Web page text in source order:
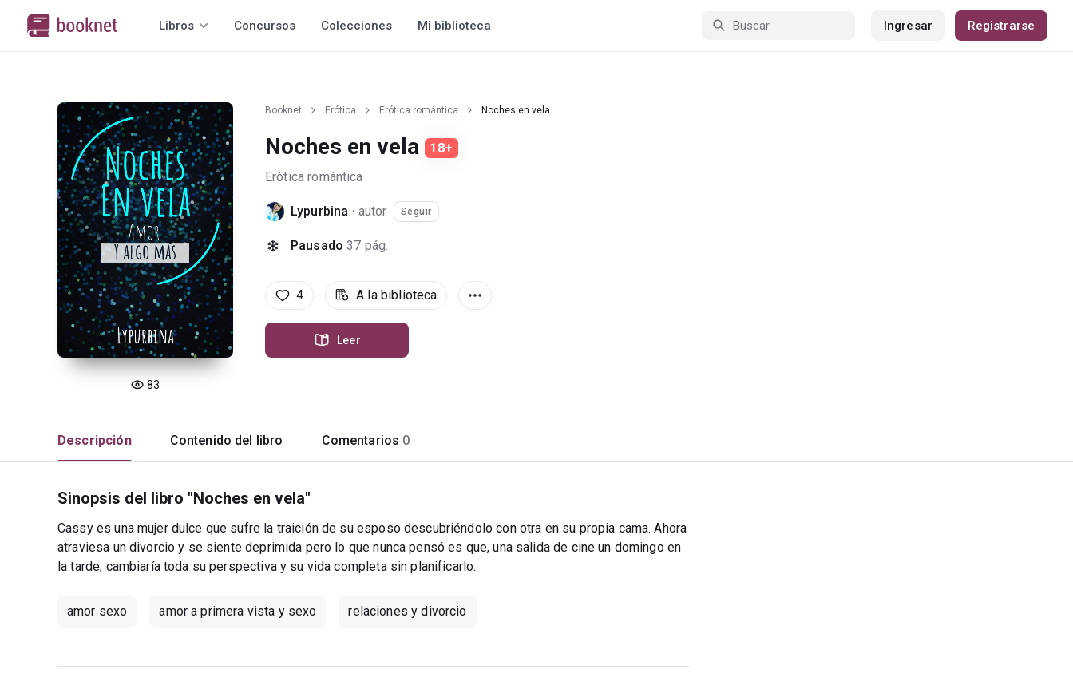
Libros Concursos Colecciones Mi biblioteca Ingresar Registrarse
83
Booknet Erótica Erótica romántica Noches en vela
Noches en vela
18+
Erótica romántica
Lypurbina · autor Seguir
Pausado 37 pág.
4 A la biblioteca
Leer
Descripción Contenido del libro Comentarios 0
Sinopsis del libro "Noches en vela"
Cassy es una mujer dulce que sufre la traición de su esposo descubriéndolo con otra en su propia cama. Ahora
atraviesa un divorcio y se siente deprimida pero lo que nunca pensó es que, una salida de cine un domingo en
la tarde, cambiaría toda su perspectiva y su vida completa sin planificarlo.
amor sexo amor a primera vista y sexo relaciones y divorcio